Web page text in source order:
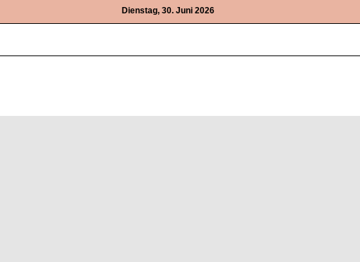
Dienstag, 30. Juni 2026